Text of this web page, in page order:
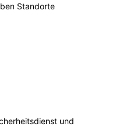
Standorte
und